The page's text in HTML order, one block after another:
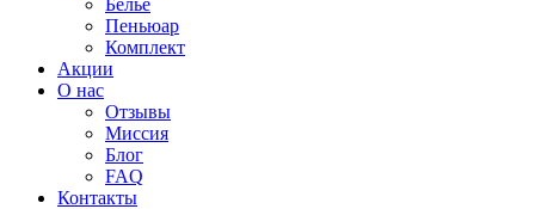
Белье
Пеньюар
Комплект
Акции
О нас
Отзывы
Миссия
Блог
FAQ
Контакты